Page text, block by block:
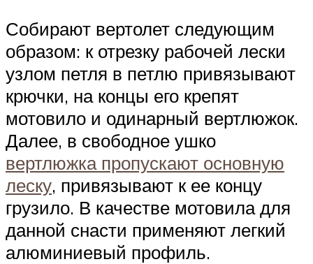
Собирают вертолет следующим
образом: к отрезку рабочей лески
узлом петля в петлю привязывают
крючки, на концы его крепят
мотовило и одинарный вертлюжок.
Далее, в свободное ушко
вертлюжка пропускают основную
леску, привязывают к ее концу
грузило. В качестве мотовила для
данной снасти применяют легкий
алюминиевый профиль.